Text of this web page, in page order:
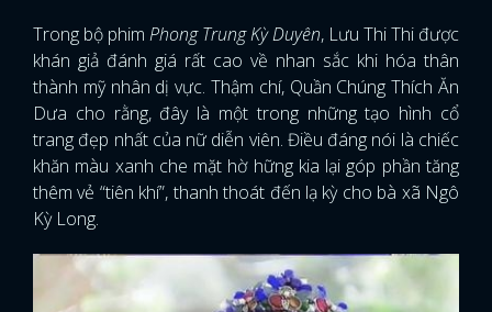
Trong bộ phim Phong Trung Kỳ Duyên, Lưu Thi Thi được
khán giả đánh giá rất cao về nhan sắc khi hóa thân
thành mỹ nhân dị vực. Thậm chí, Quần Chúng Thích Ăn
Dưa cho rằng, đây là một trong những tạo hình cổ
trang đẹp nhất của nữ diễn viên. Điều đáng nói là chiếc
khăn màu xanh che mặt hờ hững kia lại góp phần tăng
thêm vẻ “tiên khí”, thanh thoát đến lạ kỳ cho bà xã Ngô
Kỳ Long.